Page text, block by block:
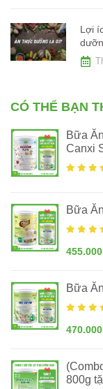
Lợi
CÓ THỂ BẠN
Bữa
Canxi
Bữa
Bữa
800g